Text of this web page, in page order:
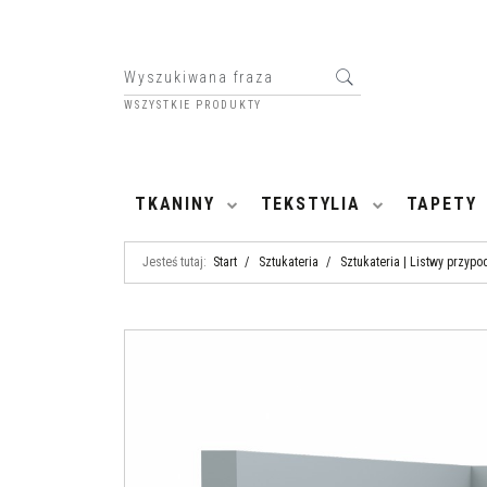
WSZYSTKIE PRODUKTY
TKANINY TEKSTYLIA TAPETY
Jesteś tutaj: Start / Sztukateria / Sztukateria | Listwy